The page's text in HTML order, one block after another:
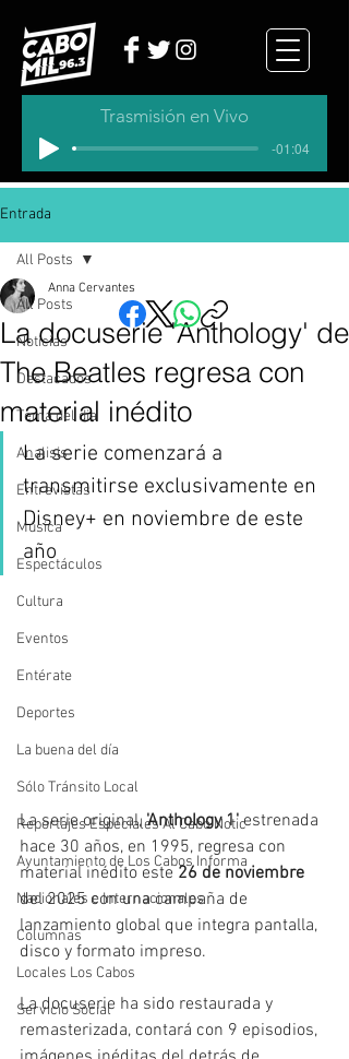
Trasmisión en Vivo
-01:04
Entrada
All Posts
Noticias
Destacados
Tema del dia
Analisis
Entrevistas
Música
Espectáculos
Cultura
Eventos
Entérate
Deportes
La buena del día
Sólo Tránsito Local
Reportajes Especiales Al Cabo Notic
Ayuntamiento de Los Cabos Informa
Nacionales e Internacionales
Columnas
Locales Los Cabos
Servicio Social
All Posts
La docuserie 'Anthology' de
The Beatles regresa con
material inédito
Anna Cervantes
La serie comenzará a
transmitirse exclusivamente en
Disney+ en noviembre de este
año
La serie original, 'Anthology 1' estrenada
hace 30 años, en 1995, regresa con
material inédito este 26 de noviembre
del 2025 con una campaña de
lanzamiento global que integra pantalla,
disco y formato impreso.
La docuserie ha sido restaurada y
remasterizada, contará con 9 episodios,